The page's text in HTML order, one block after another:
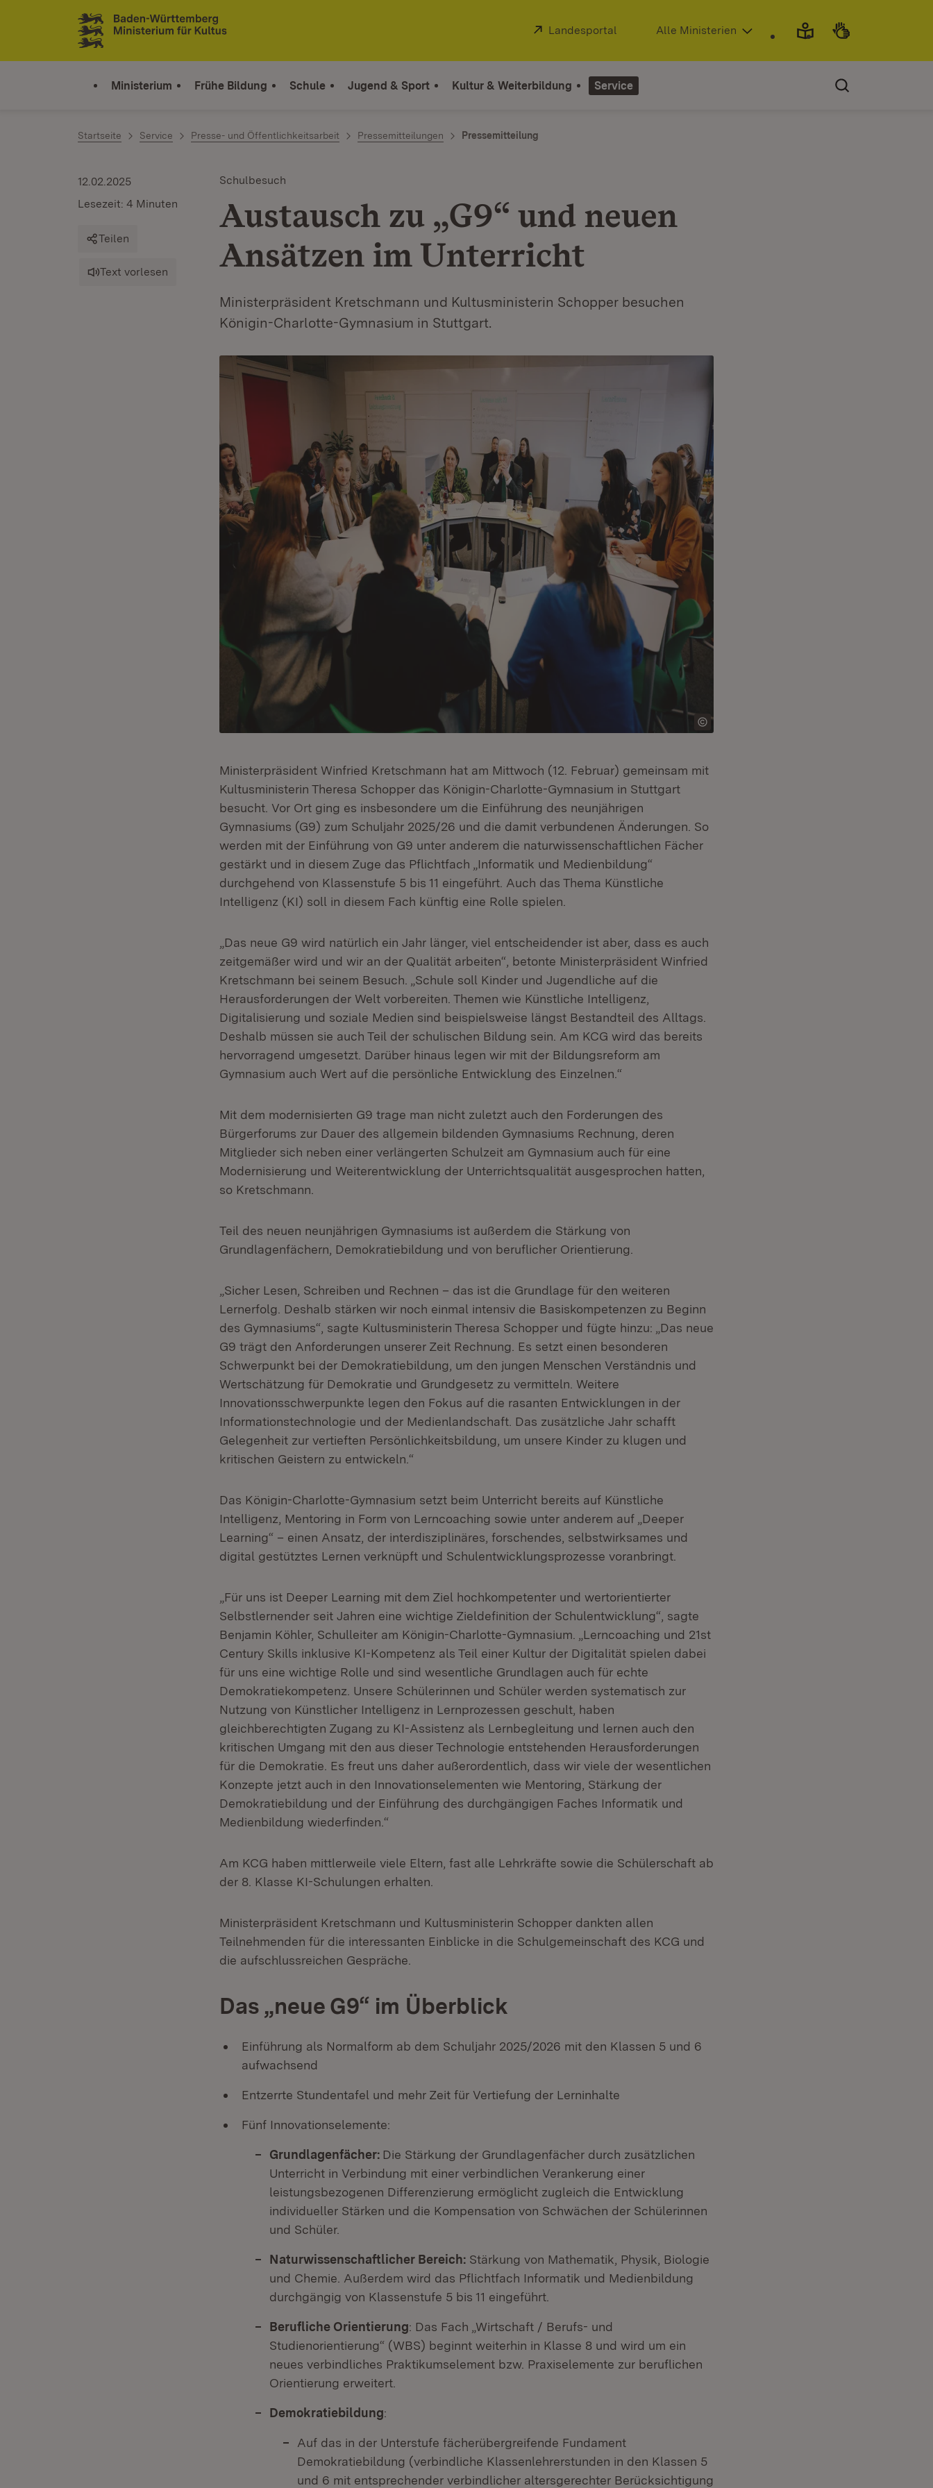
Zum Inhalt springen
Link zur Startseite
Extern:
Landesportal (Öffnet in neuem Fenster)
Alle Ministerien
Ministerium Frühe Bildung Schule Jugend & Sport Kultur & Weiterbildung Service
Startseite Service Presse- und Öffentlichkeitsarbeit Pressemitteilungen Pressemitteilung
Schulbesuch
Austausch zu „G9“ und neuen
Ansätzen im Unterricht
Ministerpräsident Kretschmann und Kultusministerin Schopper besuchen
Königin-Charlotte-Gymnasium in Stuttgart.
12.02.2025
Lesezeit: 4 Minuten
Teilen
Text vorlesen
Ministerpräsident Winfried Kretschmann hat am Mittwoch (12. Februar) gemeinsam mit
Kultusministerin Theresa Schopper das Königin-Charlotte-Gymnasium in Stuttgart
besucht. Vor Ort ging es insbesondere um die Einführung des neunjährigen
Gymnasiums (G9) zum Schuljahr 2025/26 und die damit verbundenen Änderungen. So
werden mit der Einführung von G9 unter anderem die naturwissenschaftlichen Fächer
gestärkt und in diesem Zuge das Pflichtfach „Informatik und Medienbildung“
durchgehend von Klassenstufe 5 bis 11 eingeführt. Auch das Thema Künstliche
Intelligenz (KI) soll in diesem Fach künftig eine Rolle spielen.
„Das neue G9 wird natürlich ein Jahr länger, viel entscheidender ist aber, dass es auch
zeitgemäßer wird und wir an der Qualität arbeiten“, betonte Ministerpräsident Winfried
Kretschmann bei seinem Besuch. „Schule soll Kinder und Jugendliche auf die
Herausforderungen der Welt vorbereiten. Themen wie Künstliche Intelligenz,
Digitalisierung und soziale Medien sind beispielsweise längst Bestandteil des Alltags.
Deshalb müssen sie auch Teil der schulischen Bildung sein. Am KCG wird das bereits
hervorragend umgesetzt. Darüber hinaus legen wir mit der Bildungsreform am
Gymnasium auch Wert auf die persönliche Entwicklung des Einzelnen.“
Mit dem modernisierten G9 trage man nicht zuletzt auch den Forderungen des
Bürgerforums zur Dauer des allgemein bildenden Gymnasiums Rechnung, deren
Mitglieder sich neben einer verlängerten Schulzeit am Gymnasium auch für eine
Modernisierung und Weiterentwicklung der Unterrichtsqualität ausgesprochen hatten,
so Kretschmann.
Teil des neuen neunjährigen Gymnasiums ist außerdem die Stärkung von
Grundlagenfächern, Demokratiebildung und von beruflicher Orientierung.
„Sicher Lesen, Schreiben und Rechnen – das ist die Grundlage für den weiteren
Lernerfolg. Deshalb stärken wir noch einmal intensiv die Basiskompetenzen zu Beginn
des Gymnasiums“, sagte Kultusministerin Theresa Schopper und fügte hinzu: „Das neue
G9 trägt den Anforderungen unserer Zeit Rechnung. Es setzt einen besonderen
Schwerpunkt bei der Demokratiebildung, um den jungen Menschen Verständnis und
Wertschätzung für Demokratie und Grundgesetz zu vermitteln. Weitere
Innovationsschwerpunkte legen den Fokus auf die rasanten Entwicklungen in der
Informationstechnologie und der Medienlandschaft. Das zusätzliche Jahr schafft
Gelegenheit zur vertieften Persönlichkeitsbildung, um unsere Kinder zu klugen und
kritischen Geistern zu entwickeln.“
Das Königin-Charlotte-Gymnasium setzt beim Unterricht bereits auf Künstliche
Intelligenz, Mentoring in Form von Lerncoaching sowie unter anderem auf „Deeper
Learning“ – einen Ansatz, der interdisziplinäres, forschendes, selbstwirksames und
digital gestütztes Lernen verknüpft und Schulentwicklungsprozesse voranbringt.
„Für uns ist Deeper Learning mit dem Ziel hochkompetenter und wertorientierter
Selbstlernender seit Jahren eine wichtige Zieldefinition der Schulentwicklung“, sagte
Benjamin Köhler, Schulleiter am Königin-Charlotte-Gymnasium. „Lerncoaching und 21st
Century Skills inklusive KI-Kompetenz als Teil einer Kultur der Digitalität spielen dabei
für uns eine wichtige Rolle und sind wesentliche Grundlagen auch für echte
Demokratiekompetenz. Unsere Schülerinnen und Schüler werden systematisch zur
Nutzung von Künstlicher Intelligenz in Lernprozessen geschult, haben
gleichberechtigten Zugang zu KI-Assistenz als Lernbegleitung und lernen auch den
kritischen Umgang mit den aus dieser Technologie entstehenden Herausforderungen
für die Demokratie. Es freut uns daher außerordentlich, dass wir viele der wesentlichen
Konzepte jetzt auch in den Innovationselementen wie Mentoring, Stärkung der
Demokratiebildung und der Einführung des durchgängigen Faches Informatik und
Medienbildung wiederfinden.“
Am KCG haben mittlerweile viele Eltern, fast alle Lehrkräfte sowie die Schülerschaft ab
der 8. Klasse KI-Schulungen erhalten.
Ministerpräsident Kretschmann und Kultusministerin Schopper dankten allen
Teilnehmenden für die interessanten Einblicke in die Schulgemeinschaft des KCG und
die aufschlussreichen Gespräche.
Das „neue G9“ im Überblick
Einführung als Normalform ab dem Schuljahr 2025/2026 mit den Klassen 5 und 6
aufwachsend
Entzerrte Stundentafel und mehr Zeit für Vertiefung der Lerninhalte
Fünf Innovationselemente:
Grundlagenfächer: Die Stärkung der Grundlagenfächer durch zusätzlichen
Unterricht in Verbindung mit einer verbindlichen Verankerung einer
leistungsbezogenen Differenzierung ermöglicht zugleich die Entwicklung
individueller Stärken und die Kompensation von Schwächen der Schülerinnen
und Schüler.
Naturwissenschaftlicher Bereich: Stärkung von Mathematik, Physik, Biologie
und Chemie. Außerdem wird das Pflichtfach Informatik und Medienbildung
durchgängig von Klassenstufe 5 bis 11 eingeführt.
Berufliche Orientierung: Das Fach „Wirtschaft / Berufs- und
Studienorientierung“ (WBS) beginnt weiterhin in Klasse 8 und wird um ein
neues verbindliches Praktikumselement bzw. Praxiselemente zur beruflichen
Orientierung erweitert.
Demokratiebildung:
Auf das in der Unterstufe fächerübergreifende Fundament
Demokratiebildung (verbindliche Klassenlehrerstunden in den Klassen 5
und 6 mit entsprechender verbindlicher altersgerechter Berücksichtigung